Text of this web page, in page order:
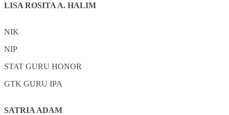
LISA ROSITA A. HALIM
NIK
NIP
STAT GURU HONOR
GTK GURU IPA
SATRIA ADAM